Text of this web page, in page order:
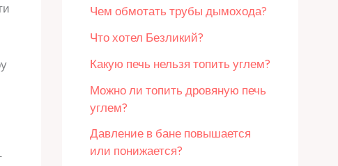
Чем обмотать трубы дымохода?
Что хотел Безликий?
Какую печь нельзя топить углем?
Можно ли топить дровяную печь
углем?
Давление в бане повышается
или понижается?